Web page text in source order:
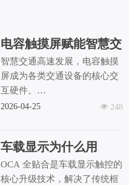
电容触摸屏赋能智慧交
通：点亮便捷智能出行
智慧交通高速发展，电容触摸
屏成为各类交通设备的核心交
互硬件。
三大核心场景，详细讲解工业
电容触摸屏的性能优势与实用
价值，同时介绍信利来触控全
넶 248
2026-04-25
车载显示为什么用
OCA 全贴合？技术优
势与行业趋势详解
OCA 全贴合是车载显示触控的
核心升级技术，解决了传统框